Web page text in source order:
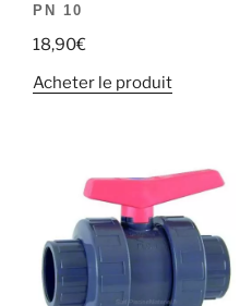
PN 10
18,90€
Acheter le produit